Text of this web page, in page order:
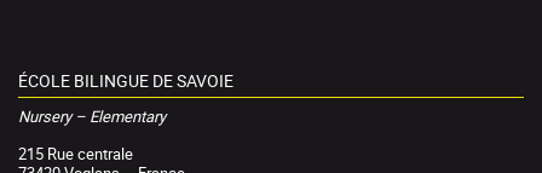
ÉCOLE BILINGUE DE SAVOIE
Nursery – Elementary
215 Rue centrale